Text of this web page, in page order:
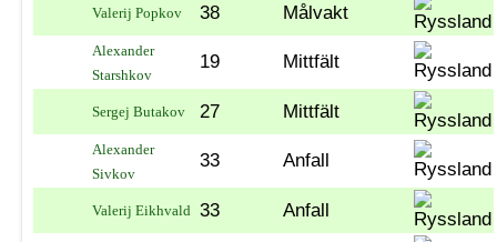
Valerij Popkov 38 Målvakt
Alexander
Starshkov
19 Mittfält
Sergej Butakov 27 Mittfält
Alexander
Sivkov
33 Anfall
Valerij Eikhvald 33 Anfall